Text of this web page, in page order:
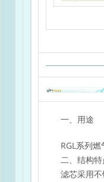
一、用途
RGL系列
二、结构特
滤芯采用